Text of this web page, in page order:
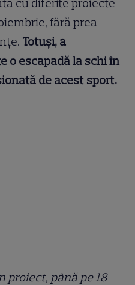
cu diferite proiecte
fără prea
Totuși, a
o escapadă la schi în
de acest sport.
până pe 18